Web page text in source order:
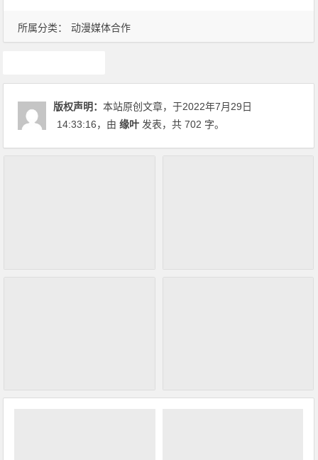
所属分类： 动漫媒体合作
版权声明：本站原创文章，于2022年7月29日
14:33:16，由缘叶 发表，共 702 字。